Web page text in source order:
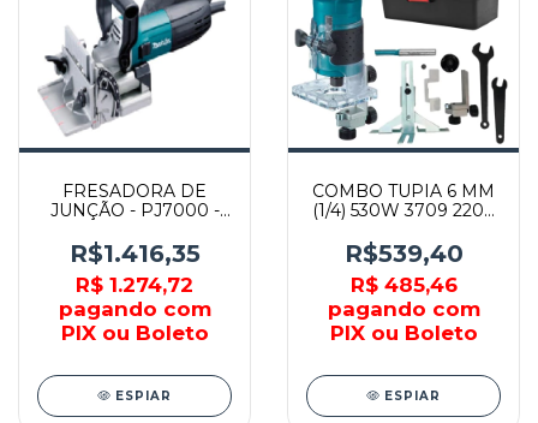
FRESADORA DE
JUNÇÃO - PJ7000 -
R$1.416,35
R$ 1.274,72
pagando com
PIX ou Boleto
ESPIAR
COMBO TUPIA 6 MM
(1/4) 530W 3709 220V
MAKITA
R$539,40
R$ 485,46
pagando com
PIX ou Boleto
ESPIAR